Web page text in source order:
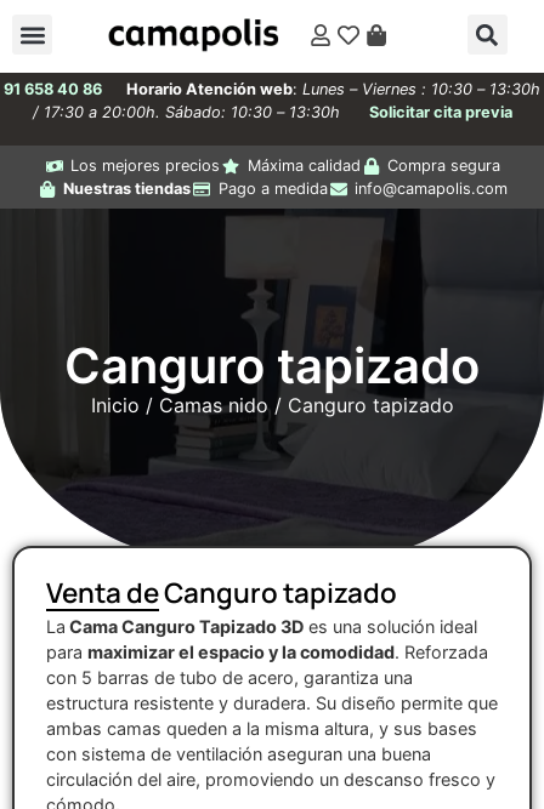
91 658 40 86 Horario Atención web: Lunes – Viernes : 10:30 – 13:30h
/ 17:30 a 20:00h. Sábado: 10:30 – 13:30h
Solicitar cita previa
Los mejores precios Máxima calidad
Compra segura
Nuestras tiendas
Pago a medida info@camapolis.com
Canguro tapizado
Inicio / Camas nido/ Canguro tapizado
Venta de Canguro tapizado
La Cama Canguro Tapizado 3D es una solución ideal
para maximizar el espacio y la comodidad. Reforzada
con 5 barras de tubo de acero, garantiza una
estructura resistente y duradera. Su diseño permite que
ambas camas queden a la misma altura, y sus bases
con sistema de ventilación aseguran una buena
circulación del aire, promoviendo un descanso fresco y